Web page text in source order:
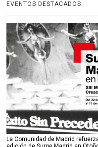
EVENTOS DESTACADOS
La Comunidad de Madrid